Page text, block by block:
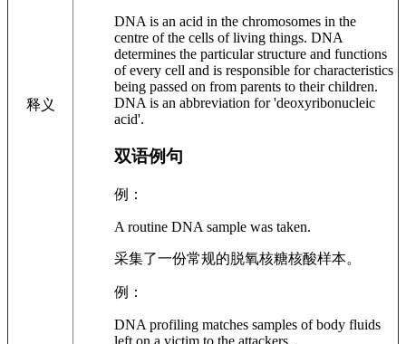
释义
DNA is an acid in the chromosomes in the
centre of the cells of living things. DNA
determines the particular structure and functions
of every cell and is responsible for characteristics
being passed on from parents to their children.
DNA is an abbreviation for 'deoxyribonucleic
acid'.
双语例句
例：
A routine DNA sample was taken.
采集了一份常规的脱氧核糖核酸样本。
例：
DNA profiling matches samples of body fluids
left on a victim to the attackers.